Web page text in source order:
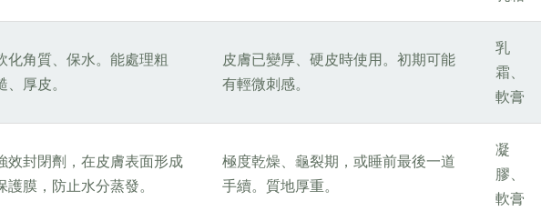
化角質、保水。能處理粗
、厚皮。
皮膚已變厚、硬皮時使用。初期可能
有輕微刺感。
乳
霜、
軟膏
效封閉劑，在皮膚表面形成
護膜，防止水分蒸發。
極度乾燥、龜裂期，或睡前最後一道
手續。質地厚重。
凝
膠、
軟膏